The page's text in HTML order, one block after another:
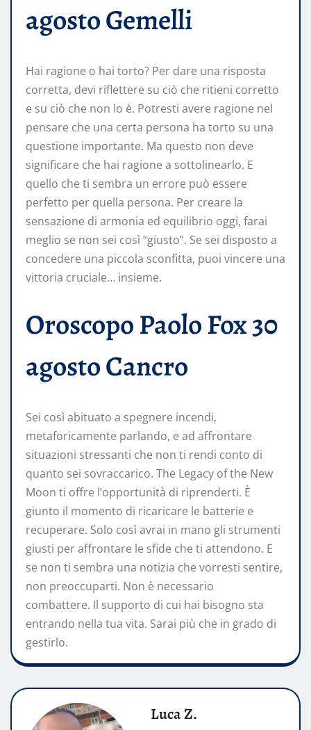
agosto Gemelli
Hai ragione o hai torto? Per dare una risposta
corretta, devi riflettere su ciò che ritieni corretto
e su ciò che non lo è. Potresti avere ragione nel
pensare che una certa persona ha torto su una
questione importante. Ma questo non deve
significare che hai ragione a sottolinearlo. E
quello che ti sembra un errore può essere
perfetto per quella persona. Per creare la
sensazione di armonia ed equilibrio oggi, farai
meglio se non sei così “giusto”. Se sei disposto a
concedere una piccola sconfitta, puoi vincere una
vittoria cruciale… insieme.
Oroscopo Paolo Fox 30
agosto Cancro
Sei così abituato a spegnere incendi,
metaforicamente parlando, e ad affrontare
situazioni stressanti che non ti rendi conto di
quanto sei sovraccarico. The Legacy of the New
Moon ti offre l’opportunità di riprenderti. È
giunto il momento di ricaricare le batterie e
recuperare. Solo così avrai in mano gli strumenti
giusti per affrontare le sfide che ti attendono. E
se non ti sembra una notizia che vorresti sentire,
non preoccuparti. Non è necessario
combattere. Il supporto di cui hai bisogno sta
entrando nella tua vita. Sarai più che in grado di
gestirlo.
Luca Z.